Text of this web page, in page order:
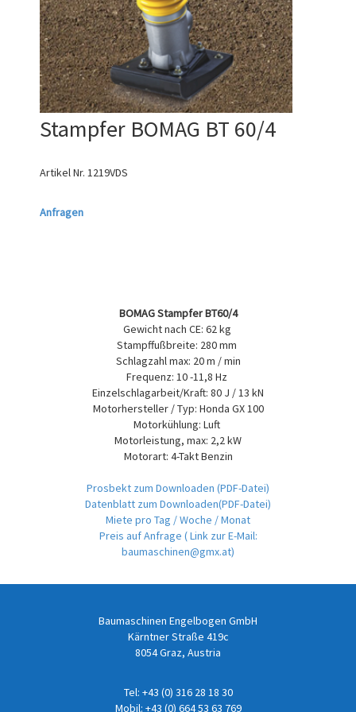
Stampfer BOMAG BT 60/4
Artikel Nr. 1219VDS
Anfragen
BOMAG Stampfer BT60/4
Gewicht nach CE: 62 kg
Stampffußbreite: 280 mm
Schlagzahl max: 20 m / min
Frequenz: 10 -11,8 Hz
Einzelschlagarbeit/Kraft: 80 J / 13 kN
Motorhersteller / Typ: Honda GX 100
Motorkühlung: Luft
Motorleistung, max: 2,2 kW
Motorart: 4-Takt Benzin
Prosbekt zum Downloaden (PDF-Datei)
Datenblatt zum Downloaden(PDF-Datei)
Miete pro Tag / Woche / Monat
Preis auf Anfrage ( Link zur E-Mail:
baumaschinen@gmx.at)
Baumaschinen Engelbogen GmbH
Kärntner Straße 419c
8054 Graz, Austria
Tel: +43 (0) 316 28 18 30
Mobil: +43 (0) 664 53 63 769